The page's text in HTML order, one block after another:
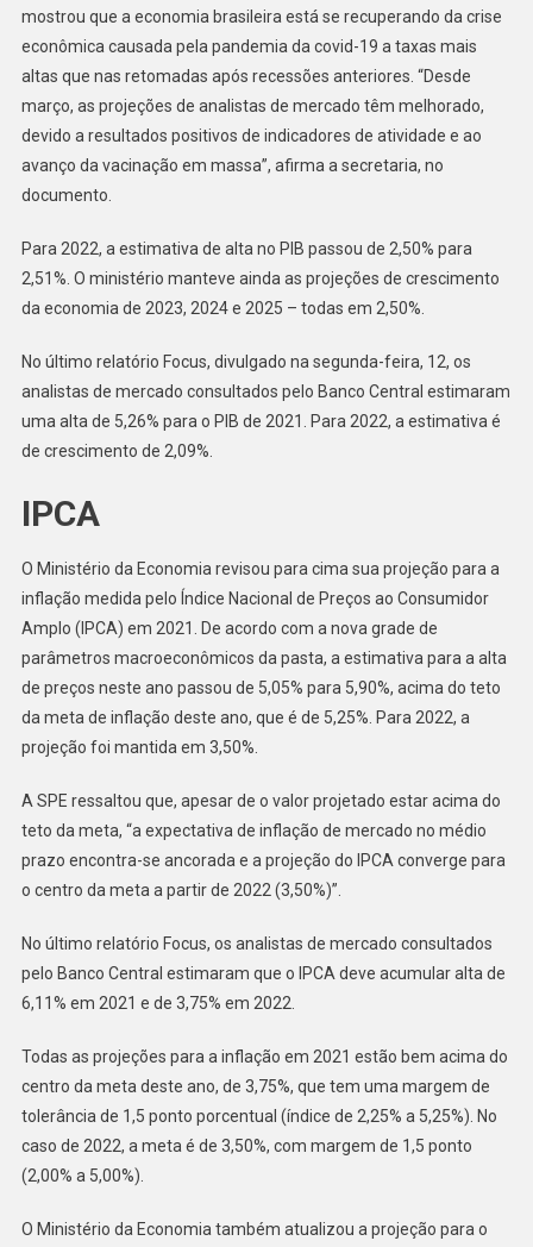
mostrou que a economia brasileira está se recuperando da crise
econômica causada pela pandemia da covid-19 a taxas mais
altas que nas retomadas após recessões anteriores. “Desde
março, as projeções de analistas de mercado têm melhorado,
devido a resultados positivos de indicadores de atividade e ao
avanço da vacinação em massa”, afirma a secretaria, no
documento.
Para 2022, a estimativa de alta no PIB passou de 2,50% para
2,51%. O ministério manteve ainda as projeções de crescimento
da economia de 2023, 2024 e 2025 – todas em 2,50%.
No último relatório Focus, divulgado na segunda-feira, 12, os
analistas de mercado consultados pelo Banco Central estimaram
uma alta de 5,26% para o PIB de 2021. Para 2022, a estimativa é
de crescimento de 2,09%.
IPCA
O Ministério da Economia revisou para cima sua projeção para a
inflação medida pelo Índice Nacional de Preços ao Consumidor
Amplo (IPCA) em 2021. De acordo com a nova grade de
parâmetros macroeconômicos da pasta, a estimativa para a alta
de preços neste ano passou de 5,05% para 5,90%, acima do teto
da meta de inflação deste ano, que é de 5,25%. Para 2022, a
projeção foi mantida em 3,50%.
A SPE ressaltou que, apesar de o valor projetado estar acima do
teto da meta, “a expectativa de inflação de mercado no médio
prazo encontra-se ancorada e a projeção do IPCA converge para
o centro da meta a partir de 2022 (3,50%)”.
No último relatório Focus, os analistas de mercado consultados
pelo Banco Central estimaram que o IPCA deve acumular alta de
6,11% em 2021 e de 3,75% em 2022.
Todas as projeções para a inflação em 2021 estão bem acima do
centro da meta deste ano, de 3,75%, que tem uma margem de
tolerância de 1,5 ponto porcentual (índice de 2,25% a 5,25%). No
caso de 2022, a meta é de 3,50%, com margem de 1,5 ponto
(2,00% a 5,00%).
O Ministério da Economia também atualizou a projeção para o